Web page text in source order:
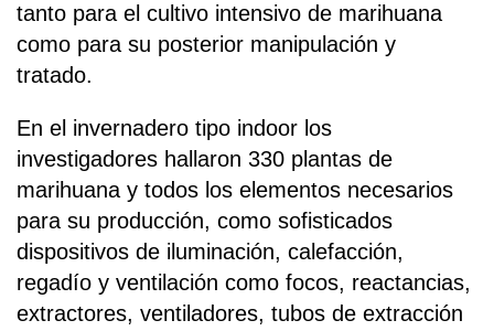
tanto para el cultivo intensivo de marihuana
como para su posterior manipulación y
tratado.
En el invernadero tipo indoor los
investigadores hallaron 330 plantas de
marihuana y todos los elementos necesarios
para su producción, como sofisticados
dispositivos de iluminación, calefacción,
regadío y ventilación como focos, reactancias,
extractores, ventiladores, tubos de extracción